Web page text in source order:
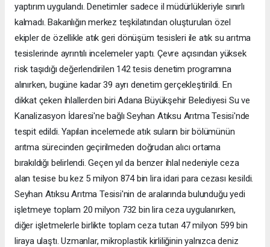
yaptırım uygulandı. Denetimler sadece il müdürlükleriyle sınırlı
kalmadı. Bakanlığın merkez teşkilatından oluşturulan özel
ekipler de özellikle atık geri dönüşüm tesisleri ile atık su arıtma
tesislerinde ayrıntılı incelemeler yaptı. Çevre açısından yüksek
risk taşıdığı değerlendirilen 142 tesis denetim programına
alınırken, bugüne kadar 39 ayrı denetim gerçekleştirildi. En
dikkat çeken ihlallerden biri Adana Büyükşehir Belediyesi Su ve
Kanalizasyon İdaresi'ne bağlı Seyhan Atıksu Arıtma Tesisi'nde
tespit edildi. Yapılan incelemede atık suların bir bölümünün
arıtma sürecinden geçirilmeden doğrudan alıcı ortama
bırakıldığı belirlendi. Geçen yıl da benzer ihlal nedeniyle ceza
alan tesise bu kez 5 milyon 874 bin lira idari para cezası kesildi.
Seyhan Atıksu Arıtma Tesisi'nin de aralarında bulunduğu yedi
işletmeye toplam 20 milyon 732 bin lira ceza uygulanırken,
diğer işletmelerle birlikte toplam ceza tutarı 47 milyon 599 bin
liraya ulaştı. Uzmanlar, mikroplastik kirliliğinin yalnızca deniz